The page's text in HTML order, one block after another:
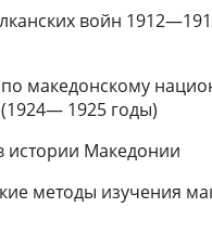
войн
македонскому
1925 годы)
истории Македонии
методы изучения